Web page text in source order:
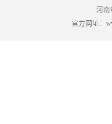
河南
官方网址：